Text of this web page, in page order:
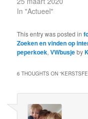
In "Actueel"
This entry was posted in
Zoeken en vinden op
peperkoek,VWbusjeby
6 THOUGHTS ON “